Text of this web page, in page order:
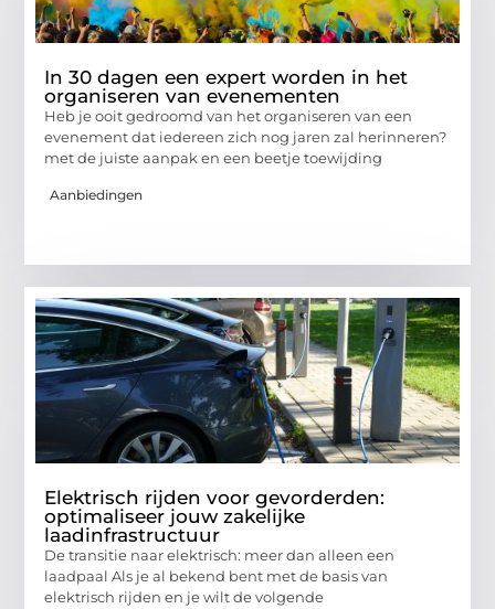
In 30 dagen een expert worden in het
organiseren van evenementen
Heb je ooit gedroomd van het organiseren van een
evenement dat iedereen zich nog jaren zal herinneren?
met de juiste aanpak en een beetje toewijding
Aanbiedingen
Elektrisch rijden voor gevorderden:
optimaliseer jouw zakelijke
laadinfrastructuur
De transitie naar elektrisch: meer dan alleen een
laadpaal Als je al bekend bent met de basis van
elektrisch rijden en je wilt de volgende